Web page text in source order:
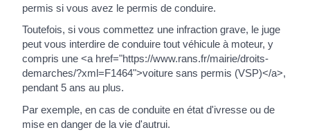
permis si vous avez le permis de conduire.
Toutefois, si vous commettez une infraction grave, le juge
peut vous interdire de conduire tout véhicule à moteur, y
compris une <a href="https://www.rans.fr/mairie/droits-
demarches/?xml=F1464">voiture sans permis (VSP)</a>,
pendant 5 ans au plus.
Par exemple, en cas de conduite en état d'ivresse ou de
mise en danger de la vie d'autrui.